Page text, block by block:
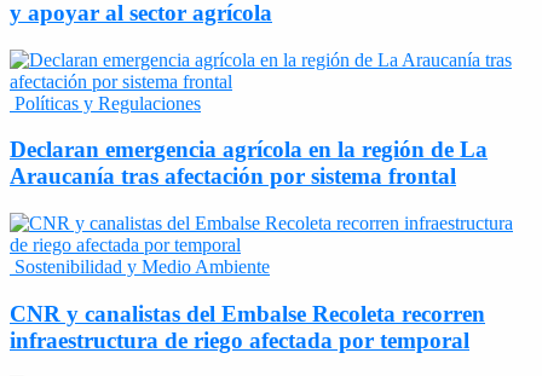
y apoyar al sector agrícola
Políticas y Regulaciones
Declaran emergencia agrícola en la región de La
Araucanía tras afectación por sistema frontal
Sostenibilidad y Medio Ambiente
CNR y canalistas del Embalse Recoleta recorren
infraestructura de riego afectada por temporal